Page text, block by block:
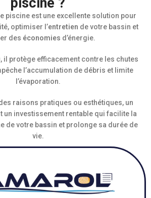
piscine est une excellente solution pour
optimiser l’entretien de votre bassin et
des économies d’énergie.
il protège efficacement contre les chutes
l’accumulation de débris et limite
l’évaporation.
raisons pratiques ou esthétiques, un
un investissement rentable qui facilite la
de votre bassin et prolonge sa durée de
vie.